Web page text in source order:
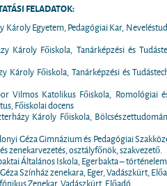
FELADATOK:
Károly Egyetem, Pedagógiai Kar,
Károly Főiskola, Tanárképzési és
Károly Főiskola, Tanárképzési és
Vilmos Katolikus Főiskola, Romológiai
Főiskolai docens
Károly Főiskola,
Géza Gimnázium és Pedagógiai
zenekarvezetés, osztályfőnök, szakvezető.
Általános Iskola, Egerbakta –
Színház zenekara, Eger, Vadászkürt,
Zenekar, Vadászkürt, Előadó